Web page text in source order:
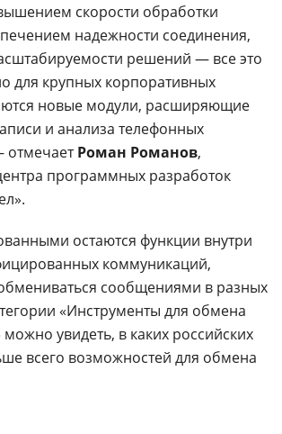
скорости обработки
надежности соединения,
решений — все это
для крупных корпоративных
новые модули, расширяющие
и анализа телефонных
отмечаетРоман Романов,
программных разработок
остаются функции внутри
коммуникаций,
сообщениями в разных
«Инструменты для обмена
увидеть, в каких российских
всего возможностей для обмена